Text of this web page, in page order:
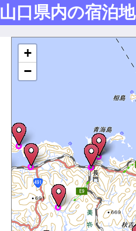
山口県内の宿泊地
Mapが表示されます
+
−